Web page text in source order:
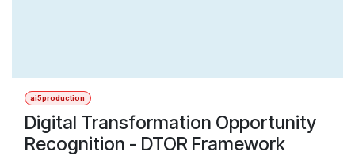
ai5production
Digital Transformation Opportunity
Recognition - DTOR Framework